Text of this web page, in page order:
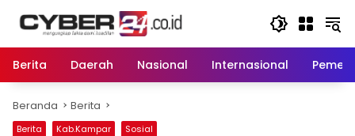
Berita
Daerah Nasional Internasional
Beranda Berita
Berita Kab.Kampar Sosial